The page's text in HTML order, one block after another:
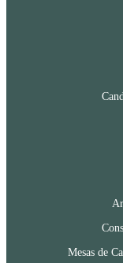
Mesas de